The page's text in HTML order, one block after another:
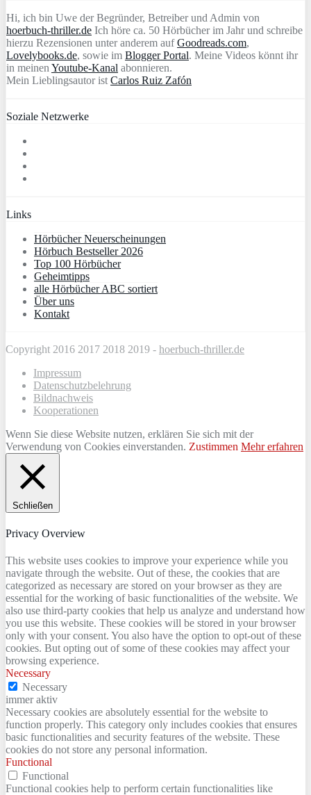
Hi, ich bin Uwe der Begründer, Betreiber und Admin von
hoerbuch-thriller.de Ich höre ca. 50 Hörbücher im Jahr und schreibe
hierzu Rezensionen unter anderem aufGoodreads.com,
Lovelybooks.de, sowie im Blogger Portal. Meine Videos könnt ihr
in meinen Youtube-Kanal abonnieren.
Mein Lieblingsautor ist Carlos Ruiz Zafón
Soziale Netzwerke
Links
Hörbücher Neuerscheinungen
Hörbuch Bestseller 2026
Top 100 Hörbücher
Geheimtipps
alle Hörbücher ABC sortiert
Über uns
Kontakt
Copyright 2016 2017 2018 2019 - hoerbuch-thriller.de
Impressum
Datenschutzbelehrung
Bildnachweis
Kooperationen
Wenn Sie diese Website nutzen, erklären Sie sich mit der
Verwendung von Cookies einverstanden. Zustimmen Mehr erfahren
Schließen
Privacy Overview
This website uses cookies to improve your experience while you
navigate through the website. Out of these, the cookies that are
categorized as necessary are stored on your browser as they are
essential for the working of basic functionalities of the website. We
also use third-party cookies that help us analyze and understand how
you use this website. These cookies will be stored in your browser
only with your consent. You also have the option to opt-out of these
cookies. But opting out of some of these cookies may affect your
browsing experience.
Necessary
Necessary
immer aktiv
Necessary cookies are absolutely essential for the website to
function properly. This category only includes cookies that ensures
basic functionalities and security features of the website. These
cookies do not store any personal information.
Functional
Functional
Functional cookies help to perform certain functionalities like